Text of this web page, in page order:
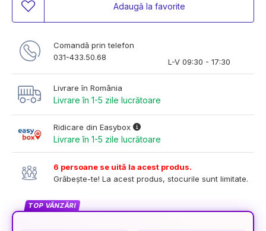
Adaugă la favorite
Comandă prin telefon
031-433.50.68
L-V 09:30 - 17:30
Livrare în România
Livrare în 1-5 zile lucrătoare
Ridicare din Easybox
Livrare în 1-5 zile lucrătoare
6 persoane se uită la acest produs.
Grăbește-te! La acest produs, stocurile sunt limitate.
TOP VÂNZĂRI